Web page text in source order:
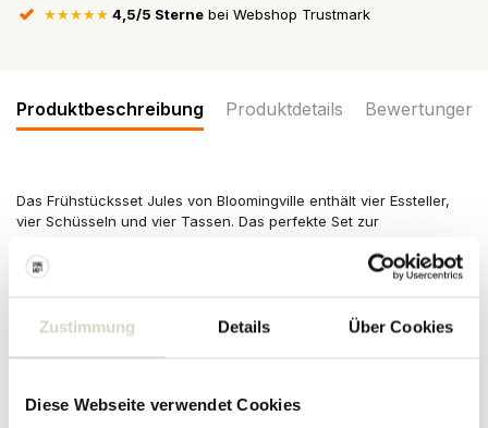
Zustimmung Details Über Cookies
Diese Webseite verwendet Cookies
★★★★★ 4,5/5 Sterne bei Webshop Trustmark
Produktbeschreibung Produktdetails Bewertungen
Das Frühstücksset Jules von Bloomingville enthält vier Essteller,
vier Schüsseln und vier Tassen. Das perfekte Set zur
Maße: Tassen: Durchmesser 9 x Höhe 8cm, Schüsseln:
2cm
Dies ist ein Satz von 4x3 Artikeln
Inhalt: Schüsseln 750ml, Tassen 300ml
Sonstiges: Aufgrund des verwendeten Materials kann es zu